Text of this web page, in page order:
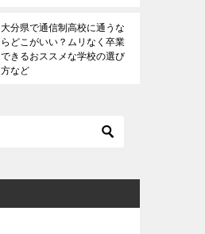
大分県で通信制高校に通うな
らどこがいい？ムリなく卒業
できるおススメな学校の選び
方など